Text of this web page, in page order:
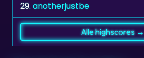
29.anotherjustbe
Alle highscores →